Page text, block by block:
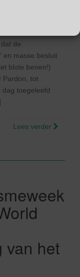
plaatsen
de
en masse besluit
blote benen!)
Pardon, tot
dag toegeleefd
Lees verder
van het